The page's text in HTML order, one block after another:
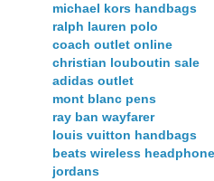
michael kors handbags
ralph lauren polo
coach outlet online
christian louboutin sale
adidas outlet
mont blanc pens
ray ban wayfarer
louis vuitton handbags
beats wireless
jordans